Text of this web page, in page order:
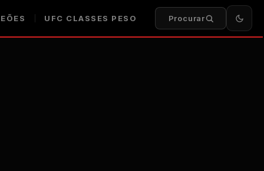
UFC CLASSES PESO Procurar